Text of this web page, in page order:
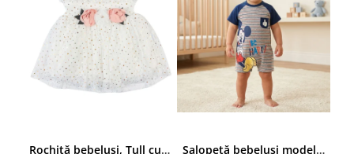
Rochiță bebelusi, Tull cu Sclipici Auriu, Aplicații Florale 3D în Talie Salopetă bebeluși model cu Mickey Mouse